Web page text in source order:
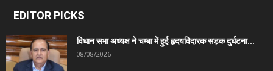
EDITOR PICKS
विधान सभा अध्यक्ष ने चम्बा में हुई हृदयविदारक सड़क दुर्घटना...
08/08/2026